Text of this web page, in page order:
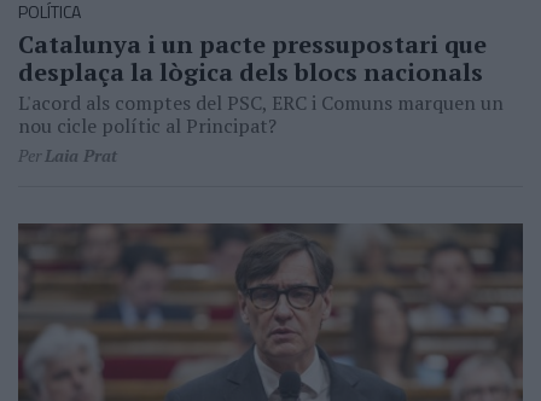
POLÍTICA
Catalunya i un pacte pressupostari que
desplaça la lògica dels blocs nacionals
L'acord als comptes del PSC, ERC i Comuns marquen un
nou cicle polític al Principat?
PerLaia Prat